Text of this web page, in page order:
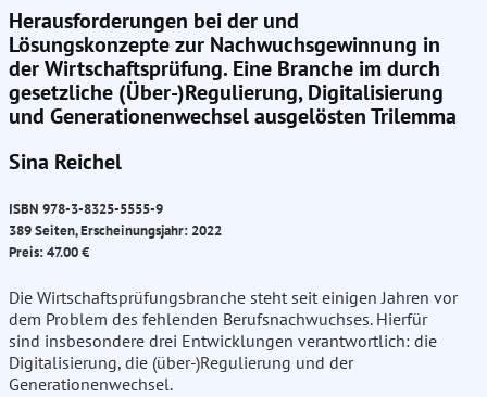
Herausforderungen bei der und
Lösungskonzepte zur Nachwuchsgewinnung in
der Wirtschaftsprüfung. Eine Branche im durch
gesetzliche (Über-)Regulierung, Digitalisierung
und Generationenwechsel ausgelösten Trilemma
Sina Reichel
ISBN 978-3-8325-5555-9
389 Seiten, Erscheinungsjahr: 2022
Preis: 47.00 €
Die Wirtschaftsprüfungsbranche steht seit einigen Jahren vor
dem Problem des fehlenden Berufsnachwuchses. Hierfür
sind insbesondere drei Entwicklungen verantwortlich: die
Digitalisierung, die (über-)Regulierung und der
Generationenwechsel.